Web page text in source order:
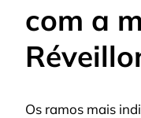
com a
Os ramos mais